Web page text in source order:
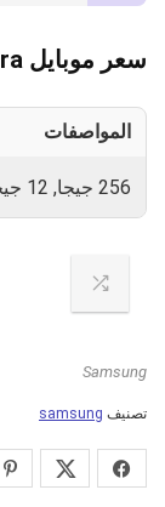
سعر موبايل Samsung Galaxy S23 Ultra
المواصفات
256 جيجا, 12 جيجا رام
Samsung
تصنيف samsung